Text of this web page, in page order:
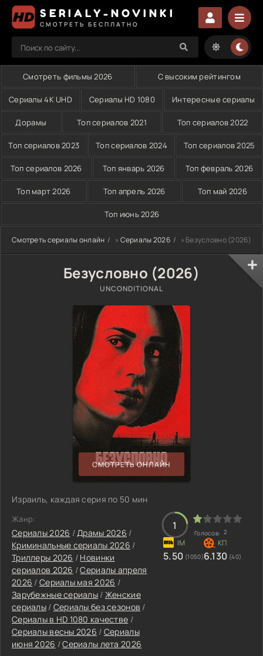
SERIALY-NOVINKI
СМОТРЕТЬ БЕСПЛАТНО
Смотреть фильмы 2026 С высоким рейтингом
Сериалы 4K UHD Сериалы HD 1080 Интересные сериалы
Дорамы Топ сериалов 2021 Топ сериалов 2022
Топ сериалов 2023 Топ сериалов 2024 Топ сериалов 2025
Топ сериалов 2026 Топ январь 2026 Топ февраль 2026
Топ март 2026 Топ апрель 2026 Топ май 2026
Топ июнь 2026
Смотреть сериалы онлайн » Сериалы 2026 » Безусловно (2026)
Безусловно (2026)
UNCONDITIONAL
СМОТРЕТЬ ОНЛАЙН
Израиль, каждая серия по 50 мин
Жанр:
Сериалы 2026 /Драмы 2026 /
Криминальные сериалы 2026 /
Триллеры 2026 / Новинки
сериалов 2026 /Сериалы апреля
2026 / Сериалы мая 2026 /
Зарубежные сериалы / Женские
сериалы/ Сериалы без сезонов /
Сериалы в HD 1080 качестве /
Сериалы весны 2026 / Сериалы
июня 2026 /Сериалы лета 2026
1
Голосов: 2
5.50 (1050)6.130 (40)